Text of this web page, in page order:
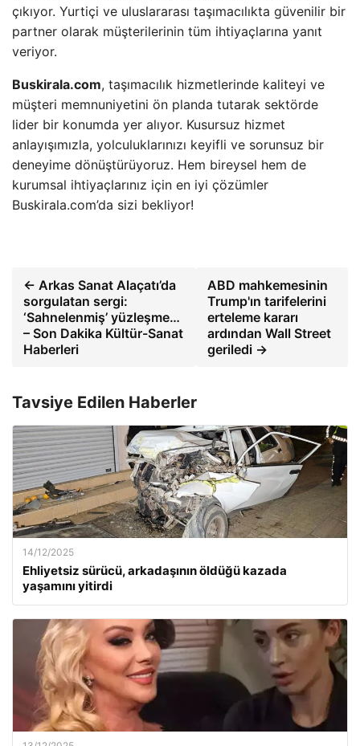
çıkıyor. Yurtiçi ve uluslararası taşımacılıkta güvenilir bir
partner olarak müşterilerinin tüm ihtiyaçlarına yanıt
veriyor.
Buskirala.com, taşımacılık hizmetlerinde kaliteyi ve
müşteri memnuniyetini ön planda tutarak sektörde
lider bir konumda yer alıyor. Kusursuz hizmet
anlayışımızla, yolculuklarınızı keyifli ve sorunsuz bir
deneyime dönüştürüyoruz. Hem bireysel hem de
kurumsal ihtiyaçlarınız için en iyi çözümler
Buskirala.com’da sizi bekliyor!
← Arkas Sanat Alaçatı’da
sorgulatan sergi:
‘Sahnelenmiş’ yüzleşme…
– Son Dakika Kültür-Sanat
Haberleri
ABD mahkemesinin
Trump'ın tarifelerini
erteleme kararı
ardından Wall Street
geriledi →
Tavsiye Edilen Haberler
14/12/2025
Ehliyetsiz sürücü, arkadaşının öldüğü kazada
yaşamını yitirdi